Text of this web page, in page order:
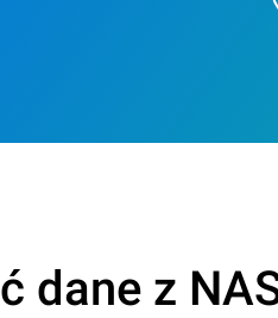
dane z